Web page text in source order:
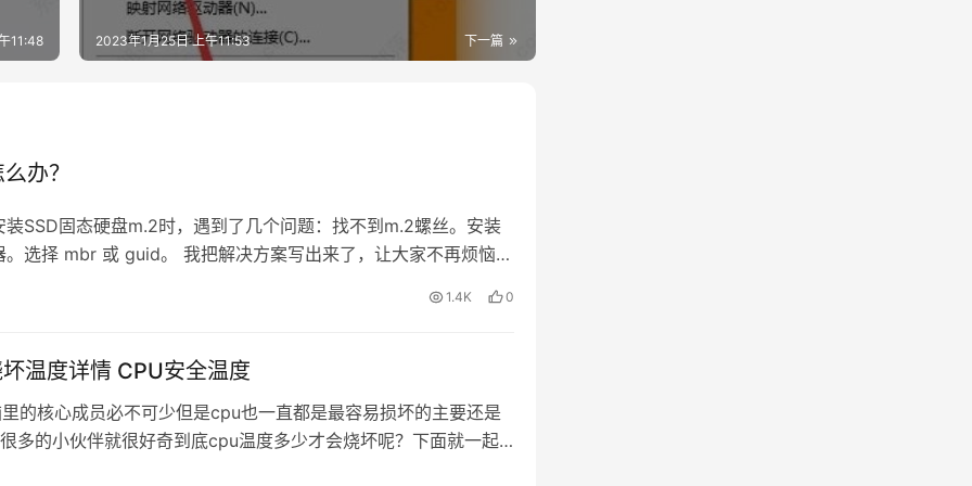
11:48 下一篇
2023年1月25日 上午11:53
办？
SSD固态硬盘m.2时，遇到了几个问题：找不到m.2螺丝。安装
选择 mbr 或 guid。 我把解决方案写出来了，让大家不再烦恼。
1.4K 0
温度详情 CPU安全温度
的核心成员必不可少但是cpu也一直都是最容易损坏的主要还是
多的小伙伴就很好奇到底cpu温度多少才会烧坏呢？下面就一起